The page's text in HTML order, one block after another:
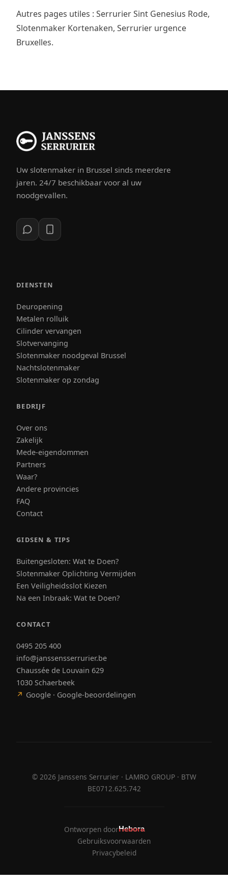
Autres pages utiles : Serrurier Sint Genesius Rode,
Slotenmaker Kortenaken, Serrurier urgence
Bruxelles.
Uw slotenmaker in Brussel sinds meerdere
jaren. 24/7 beschikbaar voor al uw
noodgevallen.
DIENSTEN
Deuropening
Metalen rolluik
Cilinder vervangen
Slotvervanging
Slotenmaker noodgeval Brussel
Nachtslotenmaker
Slotenmaker op zondag
BEDRIJF
Over ons
Zakelijk
Mede-eigendommen
Partners
Waar?
Andere provincies
FAQ
Contact
GIDSEN & TIPS
Buitengesloten: Wat te Doen?
Slotenmaker Oplichting Vermijden
Een Veiligheidsslot Kiezen
Na een Inbraak: Wat te Doen?
CONTACT
0495 205 400
info@janssensserrurier.be
Chaussée de Louvain 629
1030 Schaerbeek
↗ Google · Google-beoordelingen
© 2026 Janssens Serrurier · LAMRO GROUP · BTW
BE0712.625.742
Ontworpen doorHebora
Hebora
Gebruiksvoorwaarden
Privacybeleid